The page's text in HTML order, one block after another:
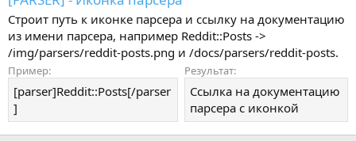
Строит путь к иконке парсера и ссылку на документацию
из имени парсера, например Reddit::Posts ->
/img/parsers/reddit-posts.png и /docs/parsers/reddit-posts.
Пример:
[parser]Reddit::Posts[/parser
]
Результат:
Ссылка на документацию
парсера с иконкой